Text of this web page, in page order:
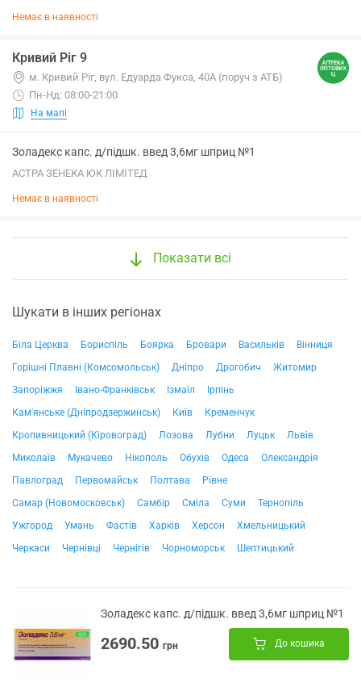
Немає в наявності
Кривий Ріг 9
м. Кривий Ріг, вул. Едуарда Фукса, 40А (поруч з АТБ)
Пн-Нд: 08:00-21:00
На мапі
Золадекс капс. д/підшк. введ 3,6мг шприц №1
АСТРА ЗЕНЕКА ЮК ЛІМІТЕД
Немає в наявності
Показати всі
Шукати в інших регіонах
Біла Церква Бориспіль Боярка Бровари Васильків
Вінниця
Горішні Плавні (Комсомольськ)
Дніпро Дрогобич
Житомир
Запоріжжя
Івано-Франківськ Ізмаїл
Ірпінь
Кам'янське (Дніпродзержинськ)
Київ
Кременчук
Кропивницький (Кіровоград)
Лозова Лубни Луцьк
Львів
Миколаїв
Мукачево Нікополь Обухів Одеса
Олександрія
Павлоград
Первомайськ Полтава
Рівне
Самар (Новомосковськ)
Самбір Сміла Суми
Тернопіль
Ужгород
Умань Фастів Харків Херсон
Хмельницький
Черкаси
Чернівці Чернігів Чорноморськ Шептицький
Золадекс капс. д/підшк. введ 3,6мг шприц №1
2690.50 грн До кошика